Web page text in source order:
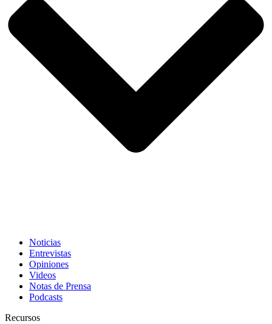
Noticias
Entrevistas
Opiniones
Videos
Notas de Prensa
Podcasts
Recursos